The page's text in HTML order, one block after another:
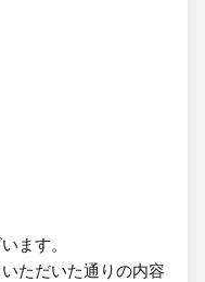
ます。
ただいた通りの内容